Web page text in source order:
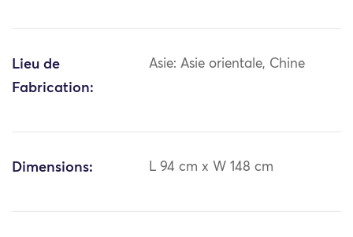
Lieu de
Fabrication:
Asie: Asie orientale, Chine
Dimensions: L 94 cm x W 148 cm